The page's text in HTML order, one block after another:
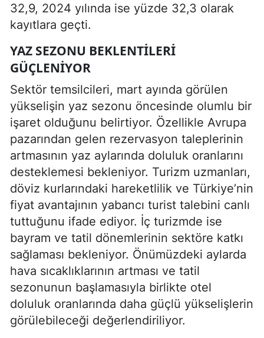
32,9, 2024 yılında ise yüzde 32,3 olarak
kayıtlara geçti.
YAZ SEZONU BEKLENTILERI
GÜÇLENIYOR
Sektör temsilcileri, mart ayında görülen
yükselişin yaz sezonu öncesinde olumlu bir
işaret olduğunu belirtiyor. Özellikle Avrupa
pazarından gelen rezervasyon taleplerinin
artmasının yaz aylarında doluluk oranlarını
desteklemesi bekleniyor. Turizm uzmanları,
döviz kurlarındaki hareketlilik ve Türkiye’nin
fiyat avantajının yabancı turist talebini canlı
tuttuğunu ifade ediyor. İç turizmde ise
bayram ve tatil dönemlerinin sektöre katkı
sağlaması bekleniyor. Önümüzdeki aylarda
hava sıcaklıklarının artması ve tatil
sezonunun başlamasıyla birlikte otel
doluluk oranlarında daha güçlü yükselişlerin
görülebileceği değerlendiriliyor.